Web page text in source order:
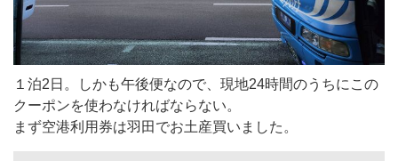
１泊2日。しかも午後便なので、現地24時間のうちにこの
クーポンを使わなければならない。
まず空港利用券は羽田でお土産買いました。